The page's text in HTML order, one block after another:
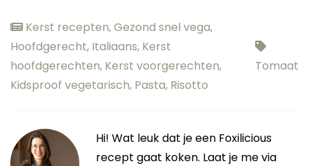
Kerst recepten,Gezond snel vega,
Hoofdgerecht, Italiaans, Kerst
hoofdgerechten, Kerst voorgerechten,
Kidsproof vegetarisch, Pasta, Risotto
Tomaat
Hi! Wat leuk dat je een Foxilicious
recept gaat koken. Laat je me via